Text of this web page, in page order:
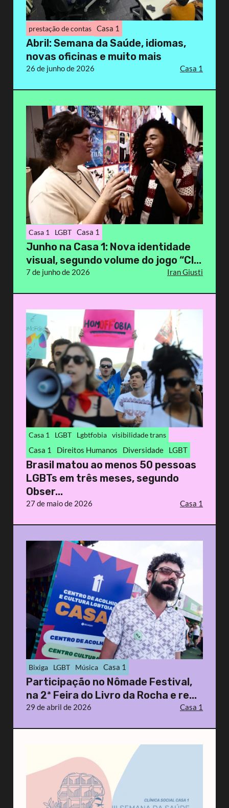
prestação de contas Casa 1
Abril: Semana da Saúde, idiomas,
novas oficinas e muito mais
26 de junho de 2026 Casa 1
Casa 1 LGBT Casa 1
Junho na Casa 1: Nova identidade
visual, segundo volume do jogo “Cl...
7 de junho de 2026 Iran Giusti
Casa 1 LGBT Lgbtfobia visibilidade trans
Casa 1 Direitos Humanos Diversidade LGBT
Brasil matou ao menos 50 pessoas
LGBTs em três meses, segundo
Obser...
27 de maio de 2026 Casa 1
Bixiga LGBT Música Casa 1
Participação no Nômade Festival,
na 2ª Feira do Livro da Rocha e re...
29 de abril de 2026 Casa 1